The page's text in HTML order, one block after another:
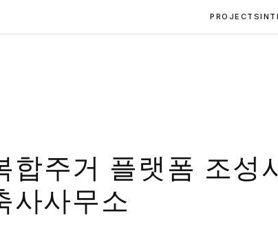
PROJECTS
합주거 플랫폼 조
사사무소